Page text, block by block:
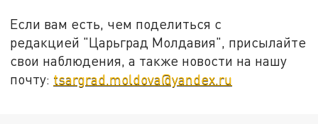
Если вам есть, чем поделиться с
редакцией "Царьград Молдавия", присылайте
свои наблюдения, а также новости на нашу
почту: tsargrad.moldova@yandex.ru